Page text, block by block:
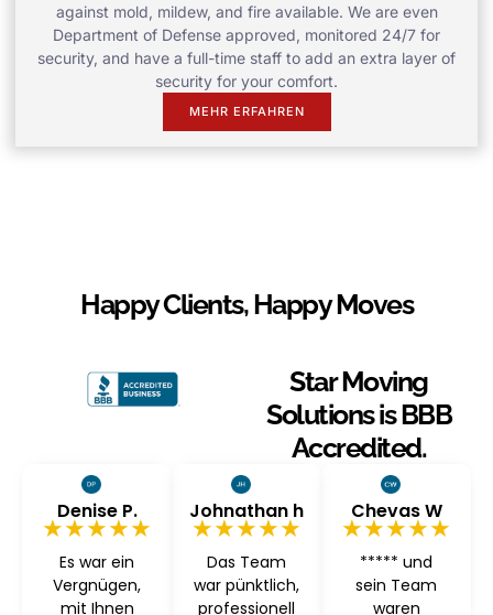
against mold, mildew, and fire available. We are even
Department of Defense approved, monitored 24/7 for
security, and have a full-time staff to add an extra layer of
security for your comfort.
MEHR ERFAHREN
Happy Clients, Happy Moves
Star Moving
Solutions is BBB
Accredited.
Denise P.
★★★★★
Es war ein
Vergnügen,
mit Ihnen
Johnathan h
★★★★★
Das Team
war pünktlich,
professionell
Chevas W
★★★★★
***** und
sein Team
waren